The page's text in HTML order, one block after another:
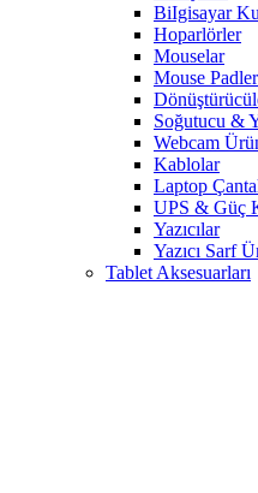
BiIgisayar
Hoparlörler
Mouselar
Mouse
Soğutucu &
Webcam
Kablolar
Laptop
UPS & Güç
Yazıcılar
Yazıcı Sarf
Tablet Aksesuarları